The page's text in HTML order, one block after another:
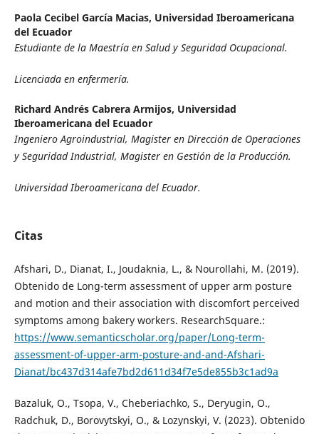
Paola Cecibel García Macias, Universidad Iberoamericana
del Ecuador
Estudiante de la Maestría en Salud y Seguridad Ocupacional.
Licenciada en enfermería.
Richard Andrés Cabrera Armijos, Universidad
Iberoamericana del Ecuador
Ingeniero Agroindustrial, Magister en Dirección de Operaciones
y Seguridad Industrial, Magister en Gestión de la Producción.
Universidad Iberoamericana del Ecuador.
Citas
Afshari, D., Dianat, I., Joudaknia, L., & Nourollahi, M. (2019).
Obtenido de Long-term assessment of upper arm posture
and motion and their association with discomfort perceived
symptoms among bakery workers. ResearchSquare.:
https://www.semanticscholar.org/paper/Long-term-
assessment-of-upper-arm-posture-and-and-Afshari-
Dianat/bc437d314afe7bd2d611d34f7e5de855b3c1ad9a
Bazaluk, O., Tsopa, V., Cheberiachko, S., Deryugin, O.,
Radchuk, D., Borovytskyi, O., & Lozynskyi, V. (2023). Obtenido